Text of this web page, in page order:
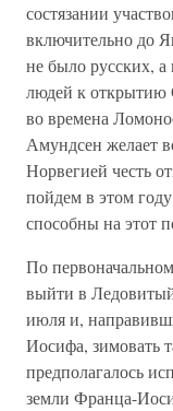
состязании
включительно до
не было русских,
людей к открытию
во времена
Амундсен желает
Норвегией честь
пойдем в этом
способны на этот
По
выйти в
июля и,
Иосифа, зимовать
предполагалось
земли Франца-